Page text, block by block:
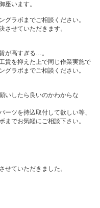
座います。
グラボまでご相談ください。
させていただきます。
が高すぎる…。
賃を抑えた上で同じ作業実施で
グラボまでご相談ください。
いしたら良いのかわからな
ツを持込取付して欲しい等、
までお気軽にご相談下さい。
せていただきました。